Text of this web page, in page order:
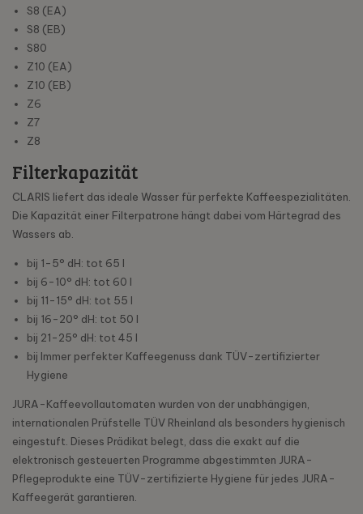
S8 (EA)
S8 (EB)
S80
Z10 (EA)
Z10 (EB)
Z6
Z7
Z8
Filterkapazität
CLARIS liefert das ideale Wasser für perfekte Kaffeespezialitäten.
Die Kapazität einer Filterpatrone hängt dabei vom Härtegrad des
Wassers ab.
bij 1-5° dH: tot 65 l
bij 6-10° dH: tot 60 l
bij 11-15° dH: tot 55 l
bij 16-20° dH: tot 50 l
bij 21-25° dH: tot 45 l
bij Immer perfekter Kaffeegenuss dank TÜV-zertifizierter
Hygiene
JURA-Kaffeevollautomaten wurden von der unabhängigen,
internationalen Prüfstelle TÜV Rheinland als besonders hygienisch
eingestuft. Dieses Prädikat belegt, dass die exakt auf die
elektronisch gesteuerten Programme abgestimmten JURA-
Pflegeprodukte eine TÜV-zertifizierte Hygiene für jedes JURA-
Kaffeegerät garantieren.